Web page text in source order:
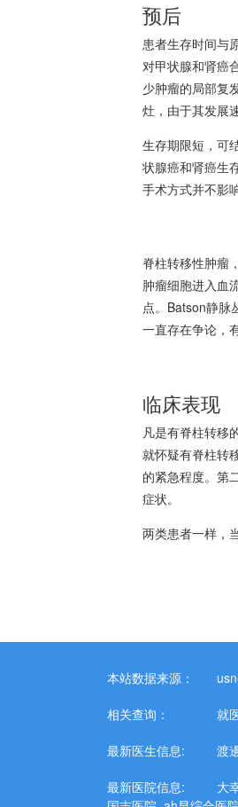
预后
患者生存时间与
对甲状腺和肾癌
少肿瘤的局部复
灶，由于其发展
生存期限短，可
状腺癌和肾癌生
手术方式并不影
脊柱转移性肿瘤
肿瘤细胞进入血
点。Batson静脉
一直存在争论，
临床表现
凡是有脊柱转移
就怀疑有脊柱转
的紧急程度。第
症状。
两类患者一样，
本站数据来源：
相关查询： 就
最新医生信息: 渡
最新医院信息: 大